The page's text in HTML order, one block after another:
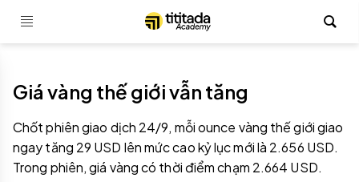
Giá vàng thế giới vẫn tăng
Chốt phiên giao dịch 24/9, mỗi ounce vàng thế giới giao
ngay tăng 29 USD lên mức cao kỷ lục mới là 2.656 USD.
Trong phiên, giá vàng có thời điểm chạm 2.664 USD.